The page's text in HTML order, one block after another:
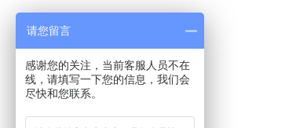
请您留言
感谢您的关注，当前客服人员不在
线，请填写一下您的信息，我们会
尽快和您联系。